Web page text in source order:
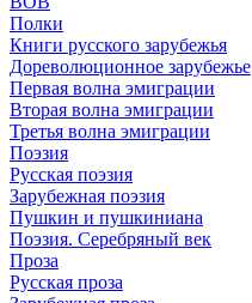
Полки
Книги русского зарубежья
Дореволюционное зарубежье
Первая волна эмиграции
Вторая волна эмиграции
Третья волна эмиграции
Поэзия
Русская поэзия
Зарубежная поэзия
Пушкин и пушкиниана
Поэзия. Серебряный век
Проза
Русская проза